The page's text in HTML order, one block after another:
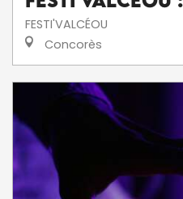
FESTI'VALCÉOU
Concorès